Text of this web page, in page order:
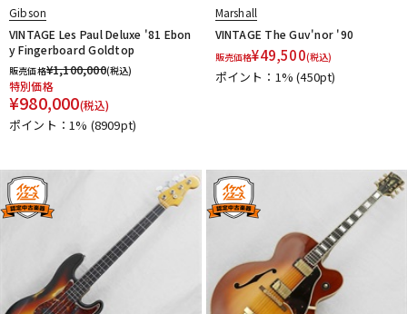
Gibson
VINTAGE Les Paul Deluxe '81 Ebon
y Fingerboard Goldtop
販売価格¥1,100,000(税込)
特別価格
¥980,000(税込)
ポイント：1% (8909pt)
Marshall
VINTAGE The Guv'nor '90
販売価格¥49,500(税込)
ポイント：1%(450pt)